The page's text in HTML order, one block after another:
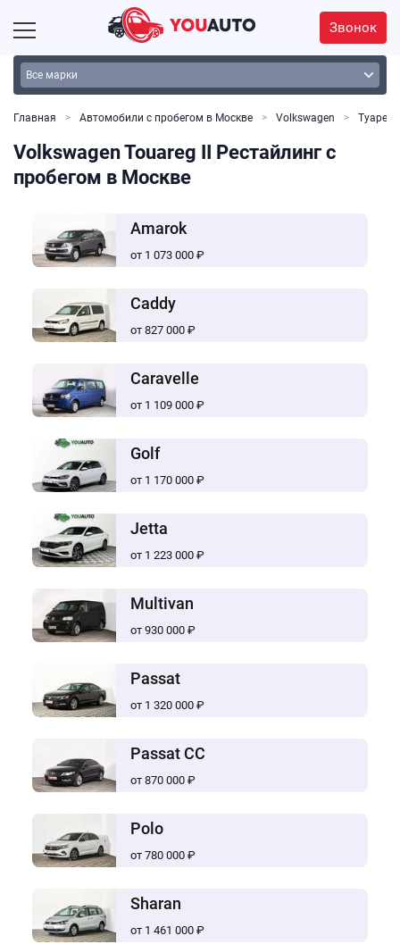
Звонок
Главная Автомобили с пробегом в Москве Volkswagen Туарег
Volkswagen Touareg II Рестайлинг с
пробегом в Москве
Amarok
от 1 073 000 ₽
Caddy
от 827 000 ₽
Caravelle
от 1 109 000 ₽
Golf
от 1 170 000 ₽
Jetta
от 1 223 000 ₽
Multivan
от 930 000 ₽
Passat
от 1 320 000 ₽
Passat CC
от 870 000 ₽
Polo
от 780 000 ₽
Sharan
от 1 461 000 ₽